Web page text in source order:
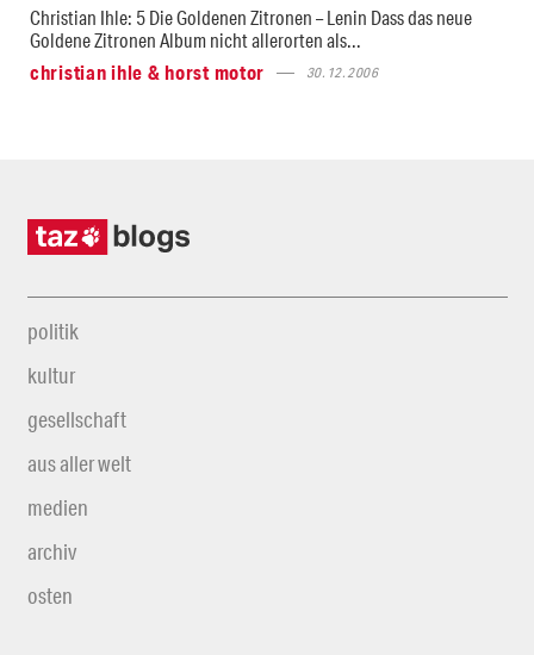
Christian Ihle: 5 Die Goldenen Zitronen – Lenin Dass das neue
Goldene Zitronen Album nicht allerorten als...
christian ihle & horst motor
30.12.2006
politik
kultur
gesellschaft
aus aller welt
medien
archiv
osten